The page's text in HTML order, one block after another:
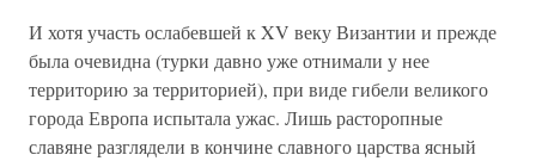
И хотя участь ослабевшей к XV веку Византии и прежде
была очевидна (турки давно уже отнимали у нее
территорию за территорией), при виде гибели великого
города Европа испытала ужас. Лишь расторопные
славяне разглядели в кончине славного царства ясный